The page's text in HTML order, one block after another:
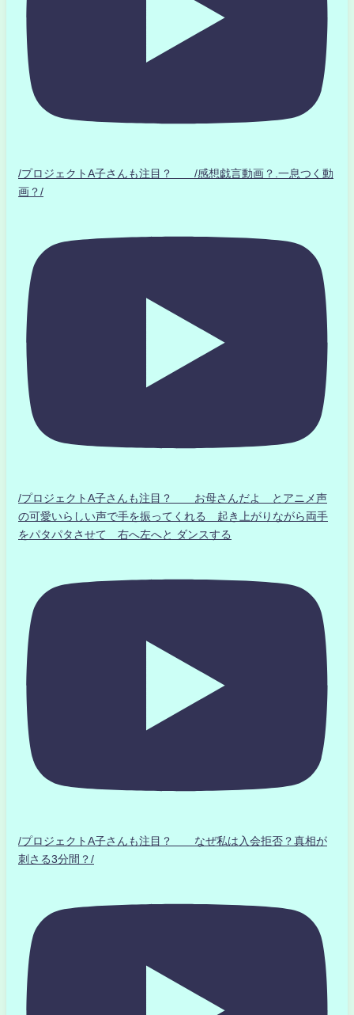
/プロジェクトA子さんも注目？ /感想戯言動画？.一息つく動
画？/
/プロジェクトA子さんも注目？ お母さんだよ とアニメ声
の可愛いらしい声で手を振ってくれる 起き上がりながら両手
をパタパタさせて 右へ左へと ダンスする
/プロジェクトA子さんも注目？ なぜ私は入会拒否？真相が
刺さる3分間？/